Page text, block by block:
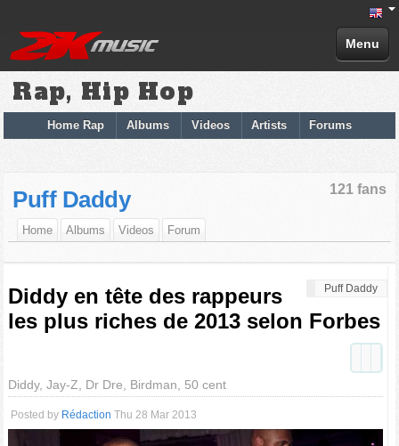
Menu
Rap, Hip Hop
Home Rap Albums Videos Artists Forums
121 fans
Puff Daddy
Home Albums Videos Forum
Puff Daddy
Diddy en tête des rappeurs
les plus riches de 2013 selon Forbes
Diddy, Jay-Z, Dr Dre, Birdman, 50 cent
Posted by Rédaction Thu 28 Mar 2013